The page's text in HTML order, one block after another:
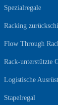
Spezialregale
Racking
Flow Through
Rack-unterstützte
Logistische
Stapelregal